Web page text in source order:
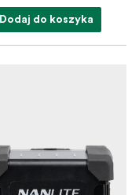
Dodaj do koszyka